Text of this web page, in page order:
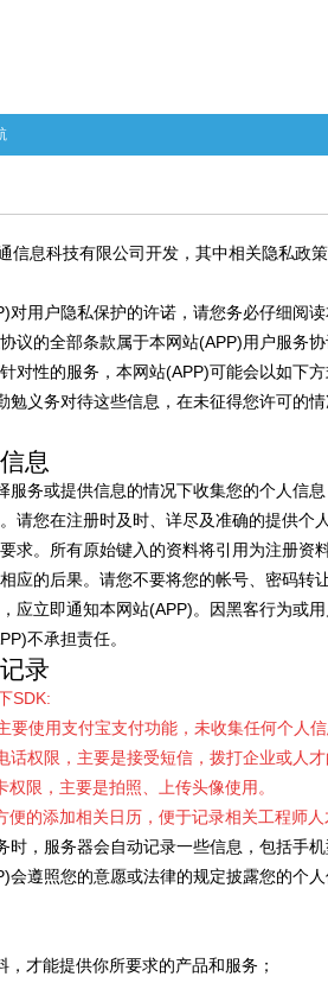
信息科技有限公司开发，其中相关隐私政策
对用户隐私保护的许诺，请您务必仔细阅
议的全部条款属于本网站(APP)用户服务协
对性的服务，本网站(APP)可能会以如下方
勉义务对待这些信息，在未征得您许可的
息
服务或提供信息的情况下收集您的个人信
请您在注册时及时、详尽及准确的提供个
求。所有原始键入的资料将引用为注册资
应的后果。请您不要将您的帐号、密码转
应立即通知本网站(APP)。因黑客行为或
不承担责任。
录
SDK:
要使用支付宝支付功能，未收集任何个人信
话权限，主要是接受短信，拨打企业或人才
权限，主要是拍照、上传头像使用。
的添加相关日历，便于记录相关工程师人
时，服务器会自动记录一些信息，包括手机
会遵照您的意愿或法律的规定披露您的个
，才能提供你所要求的产品和服务；